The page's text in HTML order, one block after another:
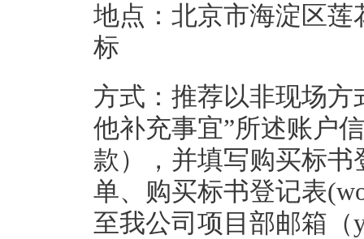
地点：北京市海淀区莲
标
方式：推荐以非现场方
他补充事宜”所述账户
款），并填写购买标
单、购买标书登记表
至我公司项目部邮箱（